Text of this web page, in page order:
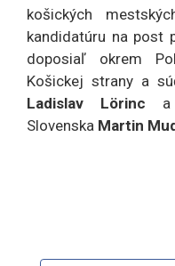
košických
kandidatúru na post
doposiaľ okrem
Košickej strany a
Ladislav Lörinc
Slovenska Martin